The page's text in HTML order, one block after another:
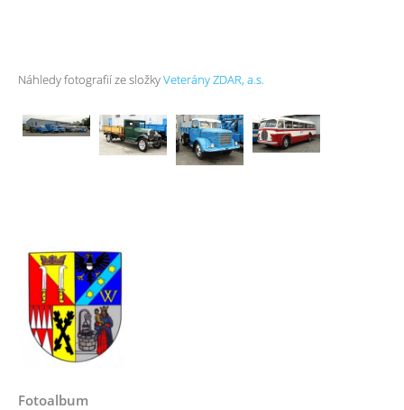
Náhledy fotografií ze složkyVeterány ZDAR, a.s.
Fotoalbum